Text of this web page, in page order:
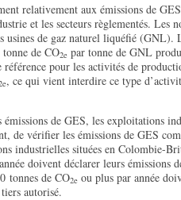
relativement aux émissions de
et les secteurs règlementés. Les
usines de gaz naturel liquéfié (GNL).
de CO2e par tonne de GNL
référence pour les activités de
, ce qui vient interdire ce type
de GES, les exploitations
de vérifier les émissions de GES
industrielles situées en Colombie-
doivent déclarer leurs émissions
tonnes de CO2e ou plus par année
autorisé.